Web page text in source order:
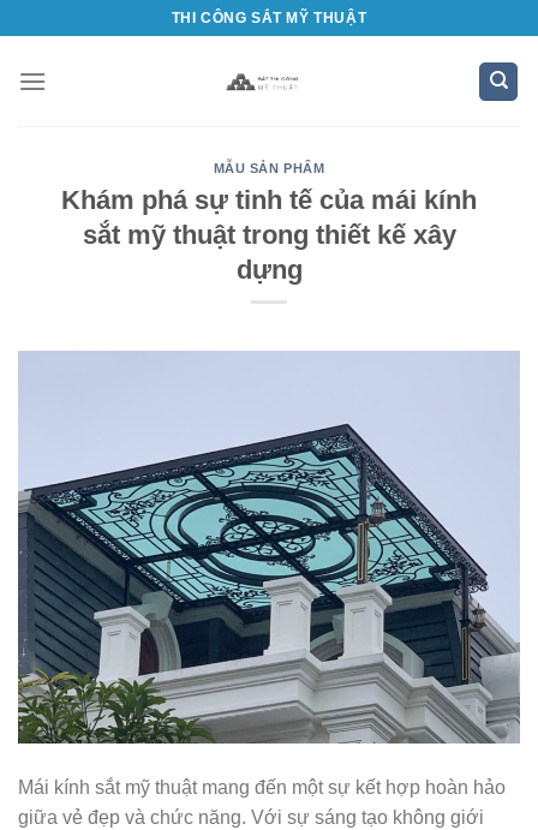
nội
THI CÔNG SẮT MỸ THUẬT
MẪU SẢN PHẨM
Khám phá sự tinh tế của mái kính
sắt mỹ thuật trong thiết kế xây
dựng
Mái kính sắt mỹ thuật mang đến một sự kết hợp hoàn hảo
giữa vẻ đẹp và chức năng. Với sự sáng tạo không giới